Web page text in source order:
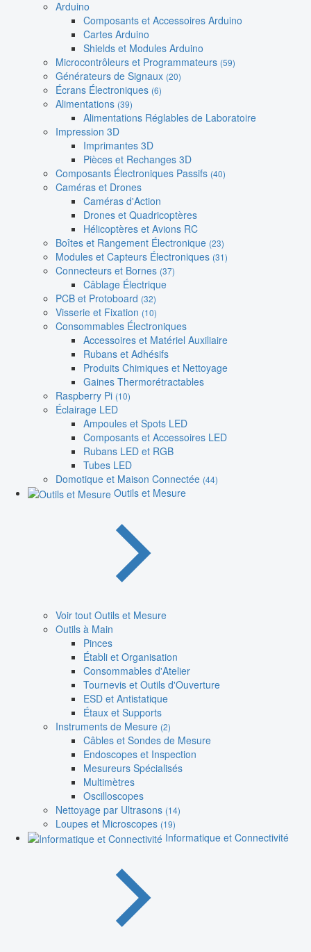
Arduino
Composants et Accessoires Arduino
Cartes Arduino
Shields et Modules Arduino
Microcontrôleurs et Programmateurs (59)
Générateurs de Signaux (20)
Écrans Électroniques (6)
Alimentations (39)
Alimentations Réglables de Laboratoire
Impression 3D
Imprimantes 3D
Pièces et Rechanges 3D
Composants Électroniques Passifs (40)
Caméras et Drones
Caméras d'Action
Drones et Quadricoptères
Hélicoptères et Avions RC
Boîtes et Rangement Électronique (23)
Modules et Capteurs Électroniques (31)
Connecteurs et Bornes (37)
Câblage Électrique
PCB et Protoboard (32)
Visserie et Fixation (10)
Consommables Électroniques
Accessoires et Matériel Auxiliaire
Rubans et Adhésifs
Produits Chimiques et Nettoyage
Gaines Thermorétractables
Raspberry Pi (10)
Éclairage LED
Ampoules et Spots LED
Composants et Accessoires LED
Rubans LED et RGB
Tubes LED
Domotique et Maison Connectée (44)
Outils et Mesure
Voir tout Outils et Mesure
Outils à Main
Pinces
Établi et Organisation
Consommables d'Atelier
Tournevis et Outils d'Ouverture
ESD et Antistatique
Étaux et Supports
Instruments de Mesure (2)
Câbles et Sondes de Mesure
Endoscopes et Inspection
Mesureurs Spécialisés
Multimètres
Oscilloscopes
Nettoyage par Ultrasons (14)
Loupes et Microscopes (19)
Informatique et Connectivité